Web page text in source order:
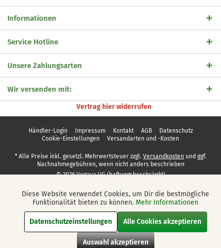
Informationen
Service Hotline
Unsere Zahlungsarten
Wir versenden mit:
Vertrag hier widerrufen
Händler-Login Impressum Kontakt AGB
Datenschutz
Cookie-Einstellungen
Versandarten und -Kosten
* Alle Preise inkl. gesetzl. Mehrwertsteuer zzgl. Versandkosten und ggf.
Nachnahmegebühren, wenn nicht anders beschrieben
© 2026 Vegaya UG (haftungsbeschränkt)
Funktionale Aktiv
Marketing Aktiv
Diese Website verwendet Cookies, um Dir die bestmögliche
Funktionalität bieten zu können. Mehr Informationen
Datenschutzeinstellungen Alle Cookies akzeptieren
Auswahl akzeptieren